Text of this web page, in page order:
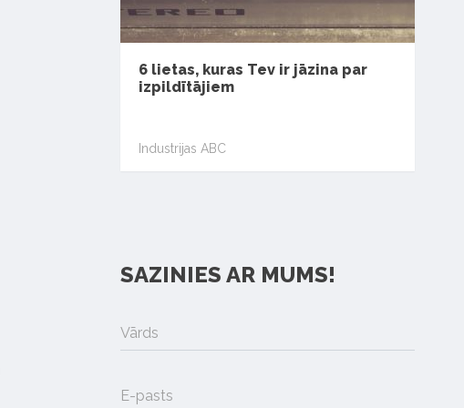
6 lietas, kuras Tev ir jāzina par
izpildītājiem
Industrijas ABC
SAZINIES AR MUMS!
Vārds
E-pasts